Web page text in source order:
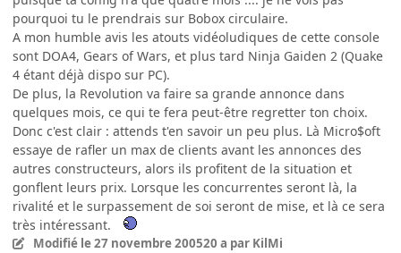
pourquoi tu le prendrais sur Bobox circulaire.
A mon humble avis les atouts vidéoludiques de cette console
sont DOA4, Gears of Wars, et plus tard Ninja Gaiden 2 (Quake
4 étant déjà dispo sur PC).
De plus, la Revolution va faire sa grande annonce dans
quelques mois, ce qui te fera peut-être regretter ton choix.
Donc c'est clair : attends t'en savoir un peu plus. Là Micro$oft
essaye de rafler un max de clients avant les annonces des
autres constructeurs, alors ils profitent de la situation et
gonflent leurs prix. Lorsque les concurrentes seront là, la
rivalité et le surpassement de soi seront de mise, et là ce sera
très intéressant.
Modifié le 27 novembre 200520 a par KilMi